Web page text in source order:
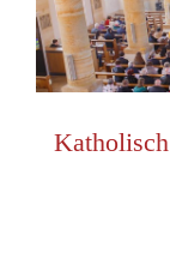
Katholisch